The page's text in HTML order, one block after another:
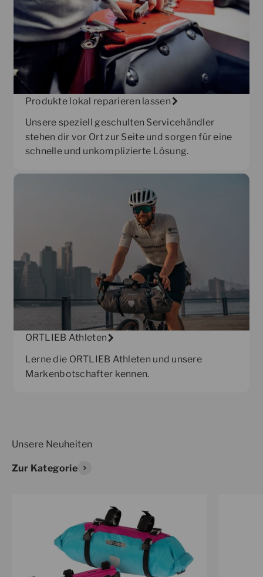
Produkte lokal reparieren lassen
Unsere speziell geschulten Servicehändler
stehen dir vor Ort zur Seite und sorgen für eine
schnelle und unkomplizierte Lösung.
ORTLIEB Athleten
Lerne die ORTLIEB Athleten und unsere
Markenbotschafter kennen.
Zur Kategorie